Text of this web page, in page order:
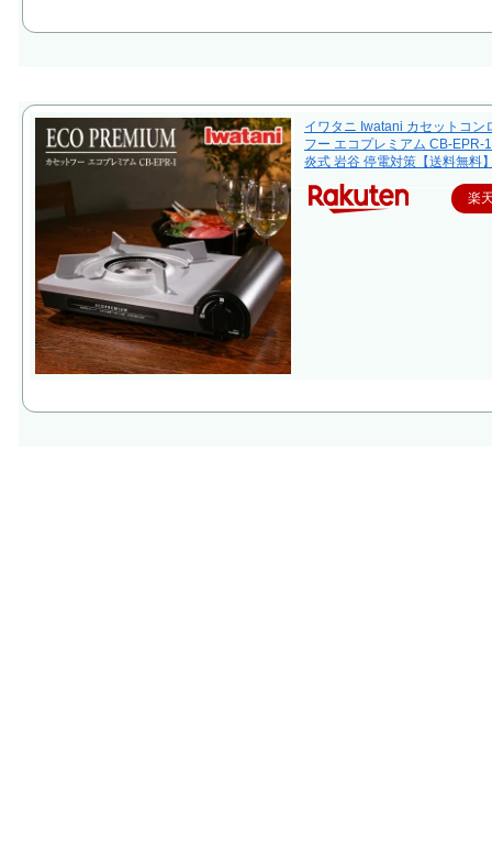
イワタニ Iwatani カセットコン
フー エコプレミアム CB-EPR-
炎式 岩谷 停電対策【送料無料
楽